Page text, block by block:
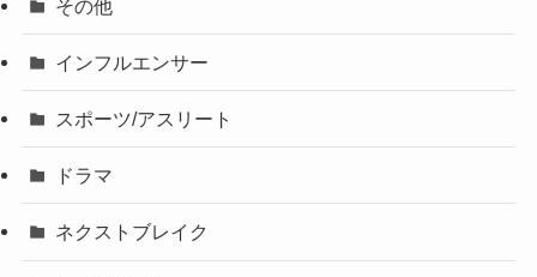
その他
インフルエンサー
スポーツ/アスリート
ドラマ
ネクストブレイク